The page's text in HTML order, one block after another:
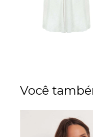
Você